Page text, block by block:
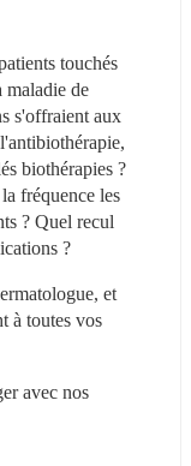
touchés
maladie de
s'offraient aux
biothérapies ?
fréquence les
? Quel recul
?
et
à toutes vos
avec nos